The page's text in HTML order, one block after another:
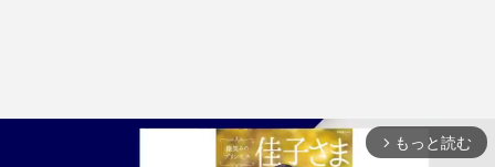
arrow_forward_ios もっと読む